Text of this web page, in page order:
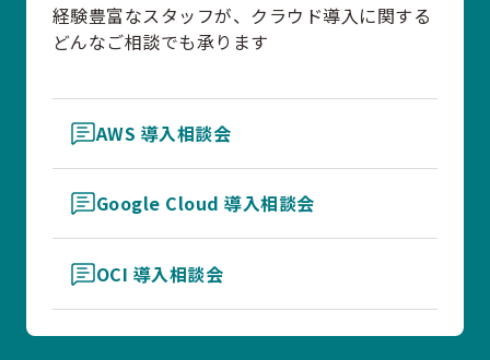
経験豊富なスタッフが、クラウド導入に関する
どんなご相談でも承ります
AWS 導入相談会
Google Cloud 導入相談会
OCI 導入相談会